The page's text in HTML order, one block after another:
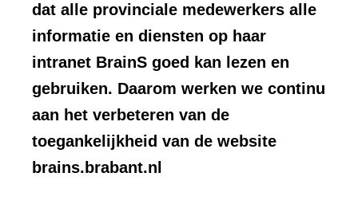
dat alle provinciale medewerkers alle
informatie en diensten op haar
intranet BrainS goed kan lezen en
gebruiken. Daarom werken we continu
aan het verbeteren van de
toegankelijkheid van de website
brains.brabant.nl